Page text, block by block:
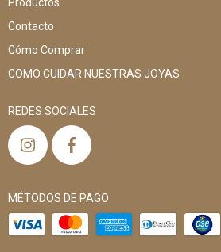
Contacto
Cómo Comprar
COMO CUIDAR NUESTRAS JOYAS
REDES SOCIALES
MÉTODOS DE PAGO